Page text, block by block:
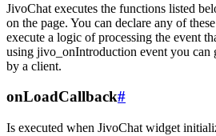
JivoChat executes the functions listed
on the page. You can declare any of
execute a logic of processing the event
using jivo_onIntroduction event you can
by a client.
onLoadCallback#
Is executed when JivoChat widget